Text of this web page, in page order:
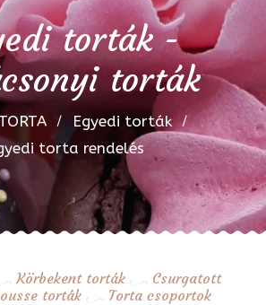
torták -
torták
Egyedi torták
torta rendelés
Körbekent torták
Csurgatott
torták Torta csoportok